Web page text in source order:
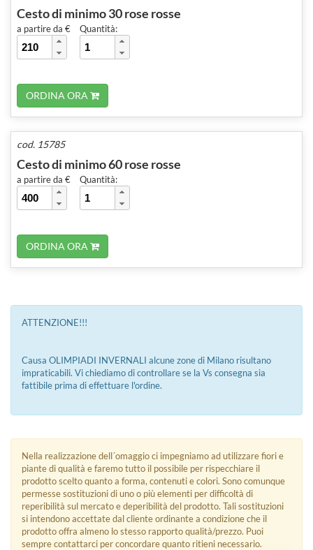
Cesto di minimo 30 rose rosse
a partire da € Quantità:
ORDINA ORA
cod. 15785
Cesto di minimo 60 rose rosse
a partire da € Quantità:
ORDINA ORA
ATTENZIONE!!!
Causa OLIMPIADI INVERNALI alcune zone di Milano risultano
impraticabili. Vi chiediamo di controllare se la Vs consegna sia
fattibile prima di effettuare l'ordine.
Nella realizzazione dell´omaggio ci impegniamo ad utilizzare fiori e
piante di qualità e faremo tutto il possibile per rispecchiare il
prodotto scelto quanto a forma, contenuti e colori. Sono comunque
permesse sostituzioni di uno o più elementi per difficoltà di
reperibilità sul mercato e deperibilità del prodotto. Tali sostituzioni
si intendono accettate dal cliente ordinante a condizione che il
prodotto offra almeno lo stesso rapporto qualità/prezzo. Puoi
sempre contattarci per concordare quanto ritieni necessario.